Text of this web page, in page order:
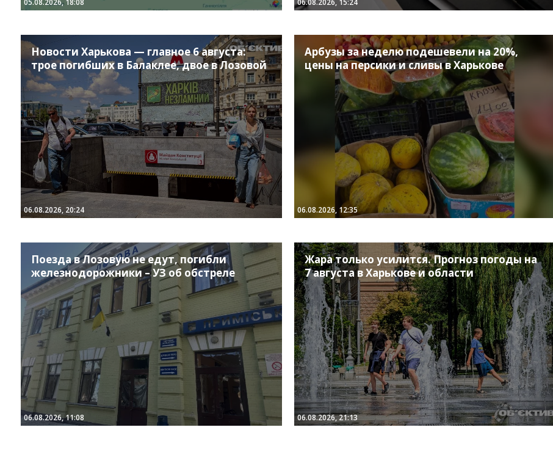
05.08.2026, 18:08 06.08.2026, 15:24
Новости Харькова — главное 6 августа:
трое погибших в Балаклее, двое в Лозовой
06.08.2026, 20:24
Арбузы за неделю подешевели на 20%,
цены на персики и сливы в Харькове
06.08.2026, 12:35
Поезда в Лозовую не едут, погибли
железнодорожники – УЗ об обстреле
06.08.2026, 11:08
Жара только усилится. Прогноз погоды на
7 августа в Харькове и области
06.08.2026, 21:13